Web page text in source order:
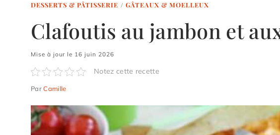
DESSERTS & PÂTISSERIE / GÂTEAUX & MOELLEUX
Clafoutis au jambon et
Mise à jour le 16 juin 2026
Notez cette recette
ParCamille